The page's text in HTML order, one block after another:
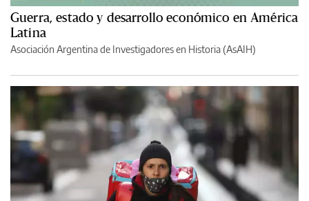
Guerra, estado y desarrollo económico en América
Latina
Asociación Argentina de Investigadores en Historia (AsAIH)